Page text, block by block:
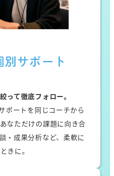
別サポート
って徹底フォロー。
ポートを同じコーチから
なただけの課題に向き合
・成果分析など、柔軟に
きに。